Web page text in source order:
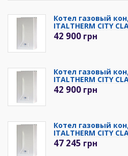
Котел газовый
ITALTHERM CITY
42 900 грн
Котел газовый
ITALTHERM CITY
42 900 грн
Котел газовый
ITALTHERM CITY
47 245 грн